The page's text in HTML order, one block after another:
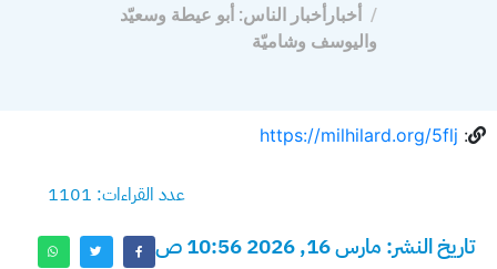
أخبارأخبار الناس: أبو عيطة وسعيّد
واليوسف وشاميّة
:
https://milhilard.org/5flj
عدد القراءات: 1101
تاريخ النشر: مارس 16, 2026 10:56 ص